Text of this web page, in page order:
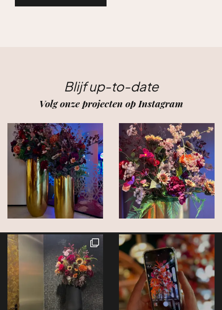
Blijf up-to-date
Volg onze projecten op Instagram